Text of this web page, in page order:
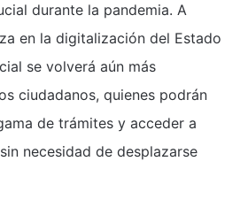
durante la pandemia. A
en la digitalización del Estado
se volverá aún más
ciudadanos, quienes podrán
de trámites y acceder a
necesidad de desplazarse